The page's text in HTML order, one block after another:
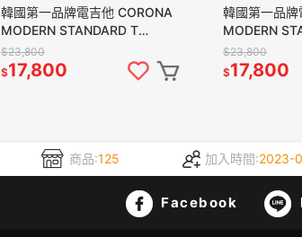
韓國第一品牌電吉他 CORONA
MODERN STANDARD T
$23,800
$17,800
韓國第一品
MODERN
MAH 雙雙 楓
身
$23,800
$17,800
商品:125 加入時間:2023-
Facebook